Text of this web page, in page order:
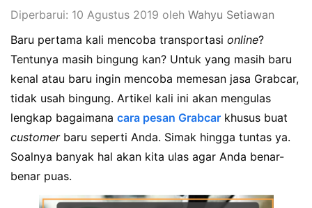
Diperbarui: 10 Agustus 2019 oleh Wahyu Setiawan
Baru pertama kali mencoba transportasi online?
Tentunya masih bingung kan? Untuk yang masih baru
kenal atau baru ingin mencoba memesan jasa Grabcar,
tidak usah bingung. Artikel kali ini akan mengulas
lengkap bagaimana cara pesan Grabcar khusus buat
customerbaru seperti Anda. Simak hingga tuntas ya.
Soalnya banyak hal akan kita ulas agar Anda benar-
benar puas.